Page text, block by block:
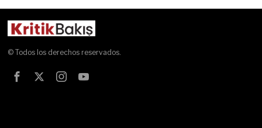
© Todos los derechos reservados.